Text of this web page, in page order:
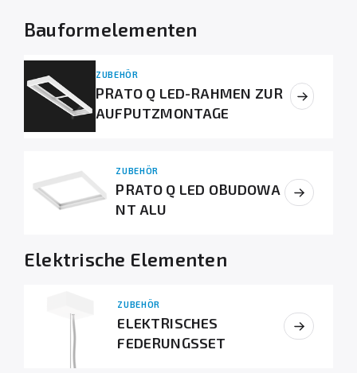
Bauformelementen
ZUBEHÖR
PRATO Q LED-RAHMEN ZUR
AUFPUTZMONTAGE
ZUBEHÖR
PRATO Q LED OBUDOWA
NT ALU
Elektrische Elementen
ZUBEHÖR
ELEKTRISCHES
FEDERUNGSSET